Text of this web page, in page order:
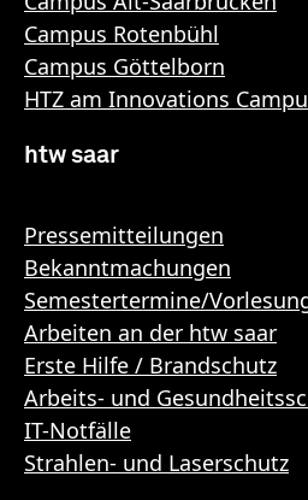
Campus Rotenbühl
Campus Göttelborn
HTZ am Innovations
htw saar
Pressemitteilungen
Bekanntmachungen
Semestertermine/
Arbeiten an der htw saar
Erste Hilfe / Brandschutz
Arbeits- und
IT-Notfälle
Strahlen- und Laserschutz